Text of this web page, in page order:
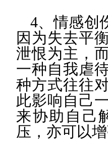
4、情感创
因为失去平
泄恨为主，
一种自我虐
种方式往往
此影响自己
来协助自己
压，亦可以